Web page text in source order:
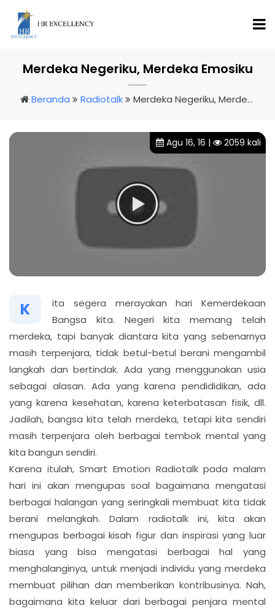
Merdeka Negeriku, Merdeka Emosiku
Beranda Radiotalk Merdeka Negeriku, Merdeka Emosiku
Agu 16, 16 | 2059 kali
K
ita segera merayakan hari Kemerdekaan
Bangsa kita. Negeri kita memang telah
merdeka, tapi banyak diantara kita yang sebenarnya
masih terpenjara, tidak betul-betul berani mengambil
langkah dan bertindak. Ada yang menggunakan usia
sebagai alasan. Ada yang karena pendididikan, ada
yang karena kesehatan, karena keterbatasan fisik, dll.
Jadilah, bangsa kita telah merdeka, tetapi kita sendiri
masih terpenjara oleh berbagai tembok mental yang
kita bangun sendiri.
Karena itulah, Smart Emotion Radiotalk pada malam
hari ini akan mengupas soal bagaimana mengatasi
berbagai halangan yang seringkali membuat kita tidak
berani melangkah. Dalam radiotalk ini, kita akan
mengupas berbagai kisah figur dan inspirasi yang luar
biasa yang bisa mengatasi berbagai hal yang
menghalanginya, untuk menjadi individu yang merdeka
membuat pilihan dan memberikan kontribusinya. Nah,
bagaimana kita keluar dari berbagai penjara mental